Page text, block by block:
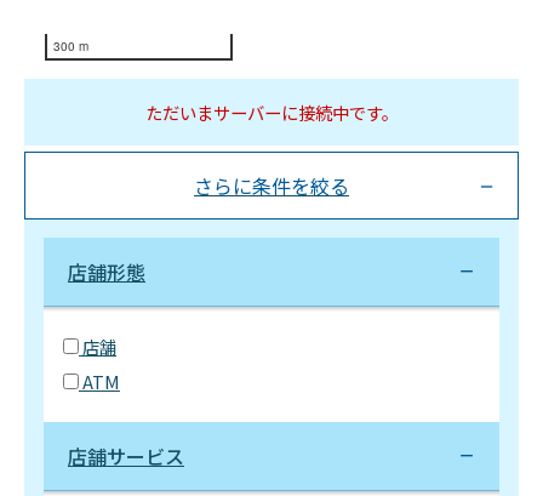
300 m
ただいまサーバーに接続中です。
さらに条件を絞る
店舗形態
店舗
ATM
店舗サービス